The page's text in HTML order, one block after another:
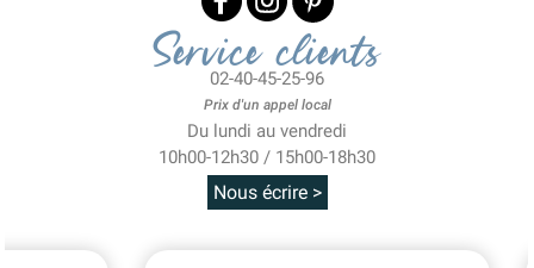
Service clients
02-40-45-25-96
Prix d'un appel local
Du lundi au vendredi
10h00-12h30 / 15h00-18h30
Nous écrire >